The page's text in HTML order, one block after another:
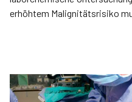
erhöhtem Malignitätsrisiko